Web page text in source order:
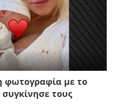
φωτογραφία με το
τους